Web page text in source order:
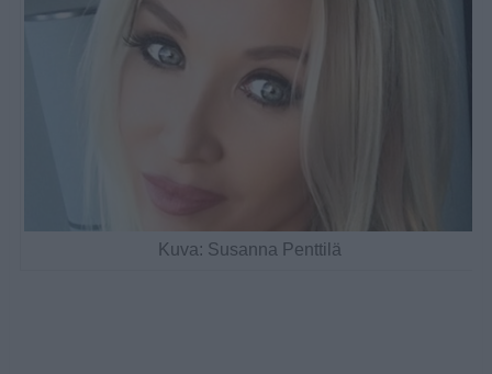
Kuva: Susanna Penttilä